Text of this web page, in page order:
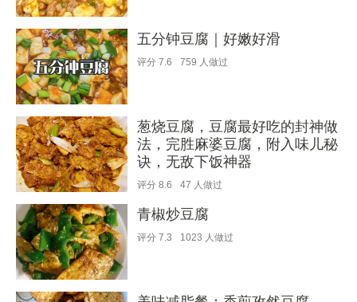
五分钟豆腐｜好嫩好滑
评分 7.6 759 人做过
葱烧豆腐，豆腐最好吃的封神做
法，完胜麻婆豆腐，附入味儿秘
诀，无敌下饭神器
评分 8.6 47 人做过
青椒炒豆腐
评分 7.3 1023 人做过